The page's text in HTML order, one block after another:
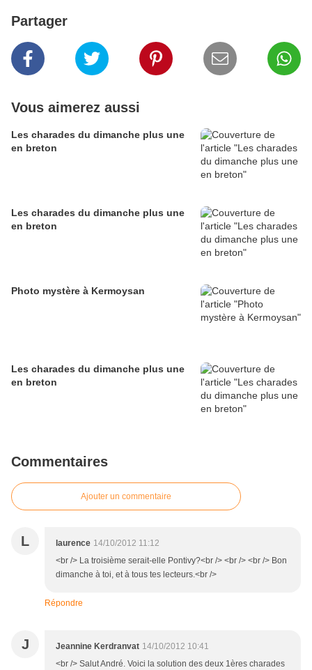
Partager
Vous aimerez aussi
Les charades du dimanche plus une
en breton
Les charades du dimanche plus une
en breton
Photo mystère à Kermoysan
Les charades du dimanche plus une
en breton
Commentaires
Ajouter un commentaire
L laurence 14/10/2012 11:12
<br /> La troisième serait-elle Pontivy?<br /> <br /> <br /> Bon
dimanche à toi, et à tous tes lecteurs.<br />
Répondre
J Jeannine Kerdranvat 14/10/2012 10:41
<br /> Salut André. Voici la solution des deux 1ères charades